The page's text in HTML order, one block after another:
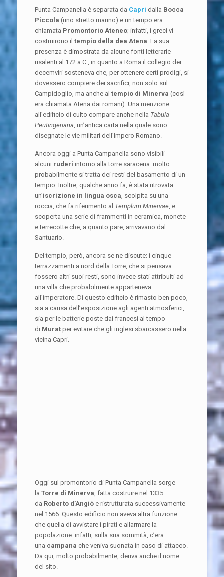
Punta Campanella è separata da Capri dalla Bocca
Piccola (uno stretto marino) e un tempo era
chiamata Promontorio Ateneo; infatti, i greci vi
costruirono il tempio della dea Atena . La sua
presenza è dimostrata da alcune fonti letterarie
risalenti al 172 a.C., in quanto a Roma il collegio dei
decemviri sosteneva che, per ottenere certi prodigi, si
dovessero compiere dei sacrifici, non solo sul
Campidoglio, ma anche al tempio di Minerva (così
era chiamata Atena dai romani). Una menzione
all’edificio di culto compare anche nella Tabula
Peutingeriana , un’antica carta nella quale sono
disegnate le vie militari dell’Impero Romano.
Ancora oggi a Punta Campanella sono visibili
alcuni ruderi intorno alla torre saracena: molto
probabilmente si tratta dei resti del basamento di un
tempio. Inoltre, qualche anno fa, è stata ritrovata
un’iscrizione in lingua osca , scolpita su una
roccia, che fa riferimento al Templum Minervae, e
scoperta una serie di frammenti in ceramica, monete
e terrecotte che, a quanto pare, arrivavano dal
Santuario.
Del tempio, però, ancora se ne discute: i cinque
terrazzamenti a nord della Torre, che si pensava
fossero altri suoi resti, sono invece stati attribuiti ad
una villa che probabilmente apparteneva
all’imperatore. Di questo edificio è rimasto ben poco,
sia a causa dell’esposizione agli agenti atmosferici,
sia per le batterie poste dai francesi al tempo
di Muratper evitare che gli inglesi sbarcassero nella
vicina Capri.
Oggi sul promontorio di Punta Campanella sorge
la Torre di Minerva , fatta costruire nel 1335
da Roberto d’Angiòe ristrutturata successivamente
nel 1566. Questo edificio non aveva altra funzione
che quella di avvistare i pirati e allarmare la
popolazione: infatti, sulla sua sommità, c’era
una campana che veniva suonata in caso di attacco.
Da qui, molto probabilmente, deriva anche il nome
del sito.